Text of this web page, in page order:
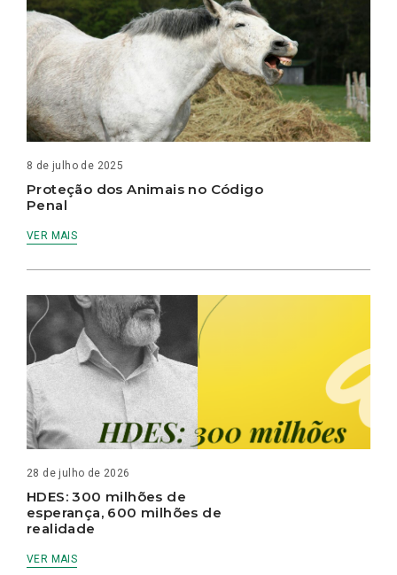
8 de julho de 2025
Proteção dos Animais no Código
Penal
VER MAIS
28 de julho de 2026
HDES: 300 milhões de
esperança, 600 milhões de
realidade
VER MAIS